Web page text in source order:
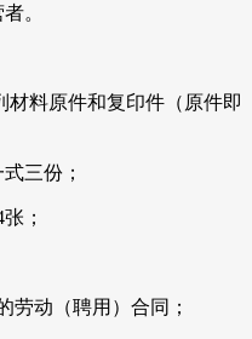
。
材料原件和复印件（原件即
三份；
；
劳动（聘用）合同；